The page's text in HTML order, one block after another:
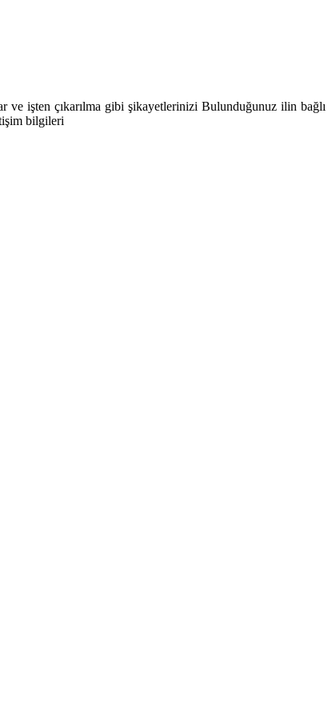
ve işten çıkarılma gibi şikayetlerinizi Bulunduğunuz ilin bağlı
bilgileri